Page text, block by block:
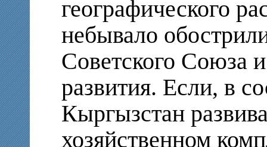
географического
небывало
Советского Союза
развития. Если, в
Кыргызстан
хозяйственном